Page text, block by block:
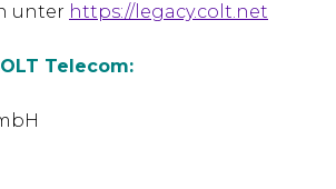
unter https://legacy.colt.net
Telecom: